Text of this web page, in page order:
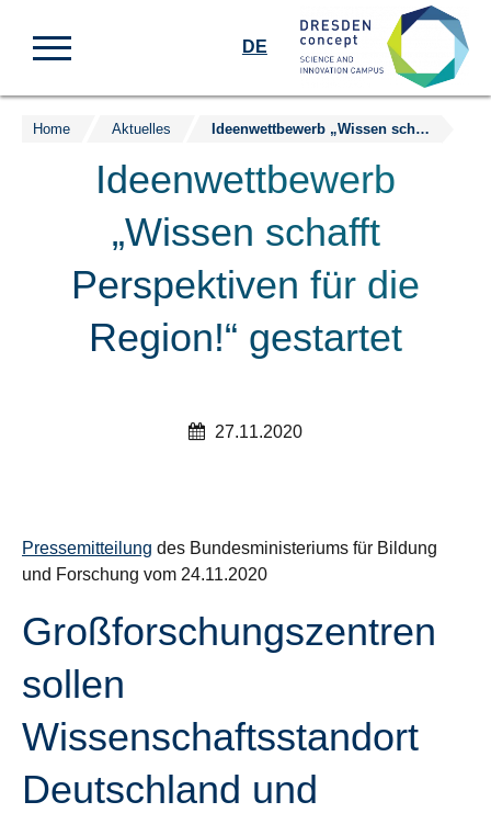
DE
Home Aktuelles Ideenwettbewerb „Wissen schafft Perspektiven für die Region!“ gestartet
Ideenwettbewerb
„Wissen schafft
Perspektiven für die
Region!“ gestartet
27.11.2020
Pressemitteilung des Bundesministeriums für Bildung
und Forschung vom 24.11.2020
Großforschungszentren
sollen
Wissenschaftsstandort
Deutschland und